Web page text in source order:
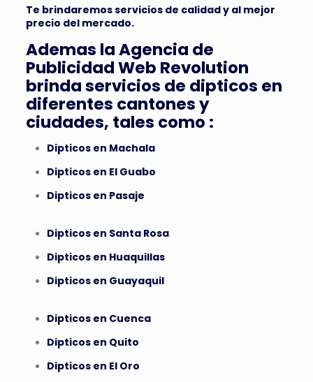
Te brindaremos servicios de calidad y al mejor
precio del mercado.
Ademas la Agencia de
Publicidad Web Revolution
brinda servicios de dipticos en
diferentes cantones y
ciudades, tales como :
Dipticos en Machala
Dipticos en El Guabo
Dipticos en Pasaje
Dipticos en Santa Rosa
Dipticos en Huaquillas
Dipticos en Guayaquil
Dipticos en Cuenca
Dipticos en Quito
Dipticos en El Oro